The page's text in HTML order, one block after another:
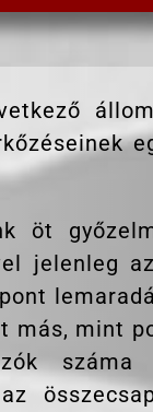
öt
jelenleg
más, mint